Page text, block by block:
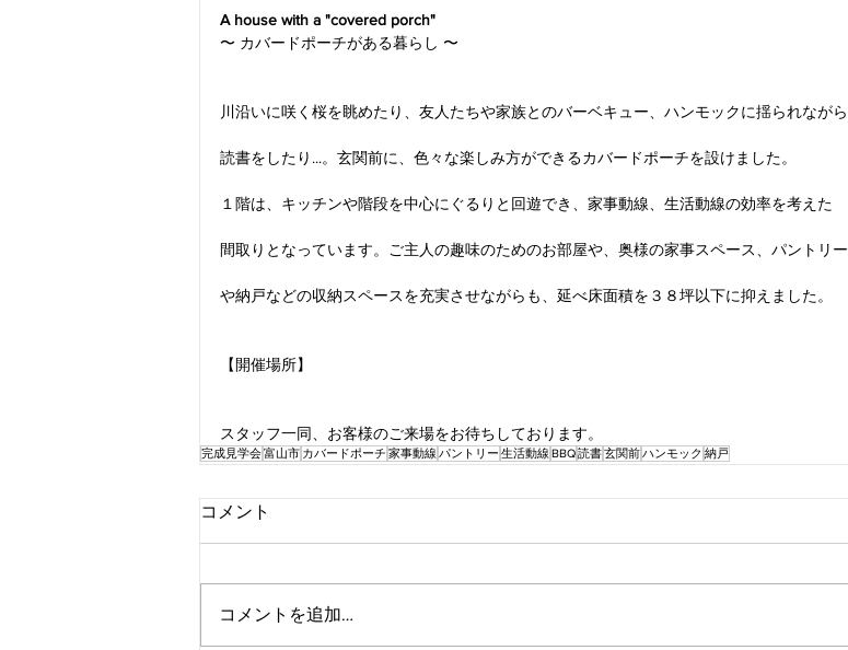
A house with a "covered porch"
〜 カバードポーチがある暮らし 〜
川沿いに咲く桜を眺めたり、友人たちや家族とのバーベキュー、ハンモックに揺られながら
読書をしたり...。玄関前に、色々な楽しみ方ができるカバードポーチを設けました。
１階は、キッチンや階段を中心にぐるりと回遊でき、家事動線、生活動線の効率を考えた
間取りとなっています。ご主人の趣味のためのお部屋や、奥様の家事スペース、パントリー
や納戸などの収納スペースを充実させながらも、延べ床面積を３８坪以下に抑えました。
【開催場所】
スタッフ一同、お客様のご来場をお待ちしております。
完成見学会富山市 カバードポーチ 家事動線 パントリー 生活動線 BBQ読書玄関前ハンモック 納戸
コメント
コメントを追加…